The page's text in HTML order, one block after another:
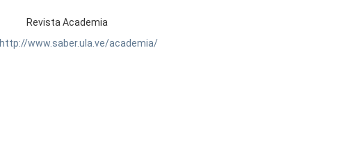
Revista Academia
http://www.saber.ula.ve/academia/